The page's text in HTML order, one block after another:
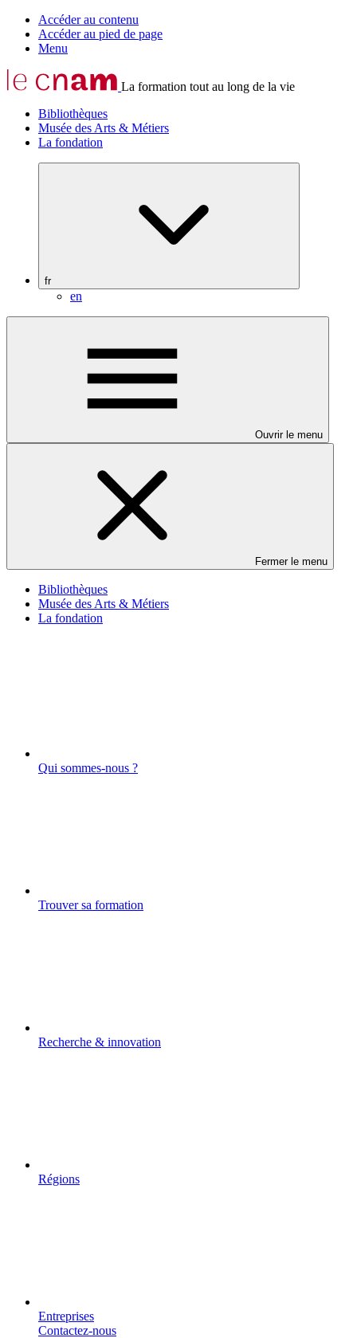
Accéder au contenu
Accéder au pied de page
Menu
La formation tout au long de la vie
Bibliothèques
Musée des Arts & Métiers
La fondation
fr
en
Ouvrir le menu
Fermer le menu
Bibliothèques
Musée des Arts & Métiers
La fondation
Qui sommes-nous ?
Trouver sa formation
Recherche & innovation
Régions
Entreprises
Contactez-nous